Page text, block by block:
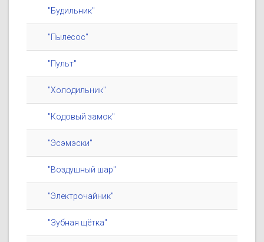
"Будильник"
"Пылесос"
"Пульт"
"Холодильник"
"Кодовый замок"
"Эсэмэски"
"Воздушный шар"
"Электрочайник"
"Зубная щётка"